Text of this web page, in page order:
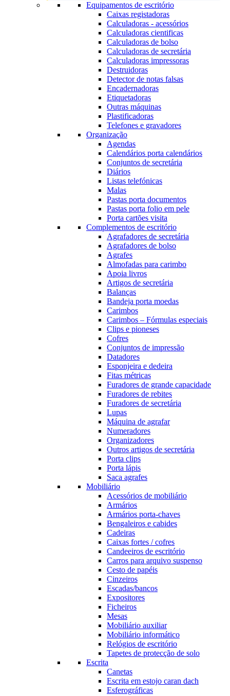
Equipamentos de escritório
Caixas registadoras
Calculadoras - acessórios
Calculadoras cientificas
Calculadoras de bolso
Calculadoras de secretária
Calculadoras impressoras
Destruidoras
Detector de notas falsas
Encadernadoras
Etiquetadoras
Outras máquinas
Plastificadoras
Telefones e gravadores
Organização
Agendas
Calendários porta calendários
Conjuntos de secretária
Diários
Listas telefónicas
Malas
Pastas porta documentos
Pastas porta folio em pele
Porta cartões visita
Complementos de escritório
Agrafadores de secretária
Agrafadores de bolso
Agrafes
Almofadas para carimbo
Apoia livros
Artigos de secretária
Balanças
Bandeja porta moedas
Carimbos
Carimbos – Fórmulas especiais
Clips e pioneses
Cofres
Conjuntos de impressão
Datadores
Esponjeira e dedeira
Fitas métricas
Furadores de grande capacidade
Furadores de rebites
Furadores de secretária
Lupas
Máquina de agrafar
Numeradores
Organizadores
Outros artigos de secretária
Porta clips
Porta lápis
Saca agrafes
Mobiliário
Acessórios de mobiliário
Armários
Armários porta-chaves
Bengaleiros e cabides
Cadeiras
Caixas fortes / cofres
Candeeiros de escritório
Carros para arquivo suspenso
Cesto de papéis
Cinzeiros
Escadas/bancos
Expositores
Ficheiros
Mesas
Mobiliário auxiliar
Mobiliário informático
Relógios de escritório
Tapetes de protecção de solo
Escrita
Canetas
Escrita em estojo caran dach
Esferográficas